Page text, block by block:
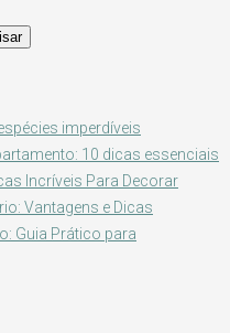
imperdíveis
10 dicas essenciais
Incríveis Para Decorar
Vantagens e Dicas
Guia Prático para